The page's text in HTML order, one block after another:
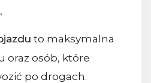
to maksymalna
oraz osób, które
po drogach.